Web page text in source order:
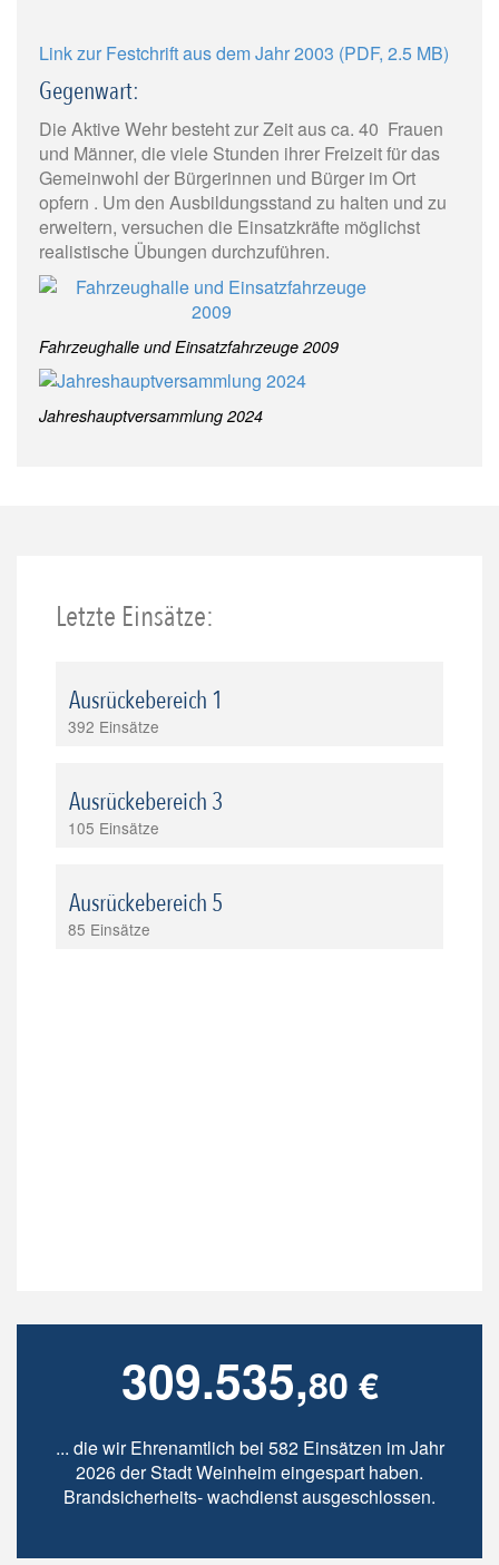
Link zur Festchrift aus dem Jahr 2003 (PDF, 2.5 MB)
Gegenwart:
Die Aktive Wehr besteht zur Zeit aus ca. 40 Frauen
und Männer, die viele Stunden ihrer Freizeit für das
Gemeinwohl der Bürgerinnen und Bürger im Ort
opfern . Um den Ausbildungsstand zu halten und zu
erweitern, versuchen die Einsatzkräfte möglichst
realistische Übungen durchzuführen.
Fahrzeughalle und Einsatzfahrzeuge 2009
Jahreshauptversammlung 2024
Letzte Einsätze:
Ausrückebereich 1
392 Einsätze
Ausrückebereich 3
105 Einsätze
Ausrückebereich 5
85 Einsätze
309.535,80 €
... die wir Ehrenamtlich bei 582 Einsätzen im Jahr
2026 der Stadt Weinheim eingespart haben.
Brandsicherheits- wachdienst ausgeschlossen.